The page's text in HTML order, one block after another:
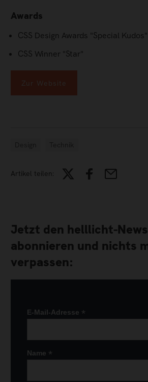
Awards
CSS Design Awards "Special Kudos"
CSS Winner "Star"
Zur Website
Artikel teilen:
Jetzt den helllicht-
abonnieren und nichts
verpassen:
E-Mail-Adresse *
Name *